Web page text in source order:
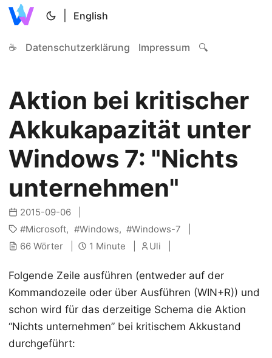
English
☕ Datenschutzerklärung Impressum 🔍
Aktion bei kritischer
Akkukapazität unter
Windows 7: "Nichts
unternehmen"
2015-09-06
Microsoft
Windows
Windows-7
66 Wörter
1 Minute Uli
Folgende Zeile ausführen (entweder auf der
Kommandozeile oder über Ausführen (WIN+R)) und
schon wird für das derzeitige Schema die Aktion
“Nichts unternehmen” bei kritischem Akkustand
durchgeführt: